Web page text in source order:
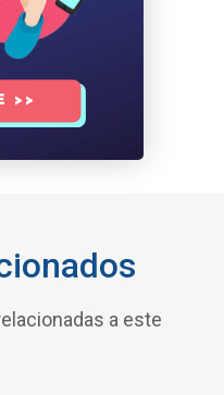
a este